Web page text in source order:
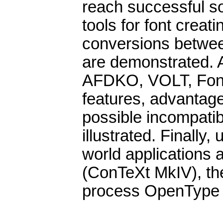
reach successful
tools for font
conversions
are demonstrated.
AFDKO, VOLT,
features,
possible
illustrated. Finally,
world applications
(ConTeXt MkIV),
process